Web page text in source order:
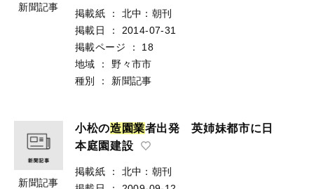
新聞記事
掲載紙 ：
北中：朝刊
掲載日
：
2014-07-31
掲載ページ
：
18
地域
：
野々市市
種別
： 新聞記事
新聞記事
小松の造園業者出発 英姉妹都市に日
本庭園建設
掲載紙 ：
北中：朝刊